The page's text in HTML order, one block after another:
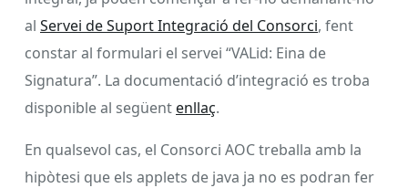
al Servei de Suport Integració del Consorci, fent
constar al formulari el servei “VALid: Eina de
Signatura”. La documentació d’integració es troba
disponible al següentenllaç.
En qualsevol cas, el Consorci AOC treballa amb la
hipòtesi que els applets de java ja no es podran fer